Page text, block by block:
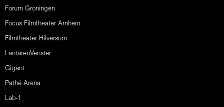
Forum Groningen
Focus Filmtheater Arnhem
Filmtheater Hilversum
LantarenVenster
Gigant
Pathé Arena
Lab-1